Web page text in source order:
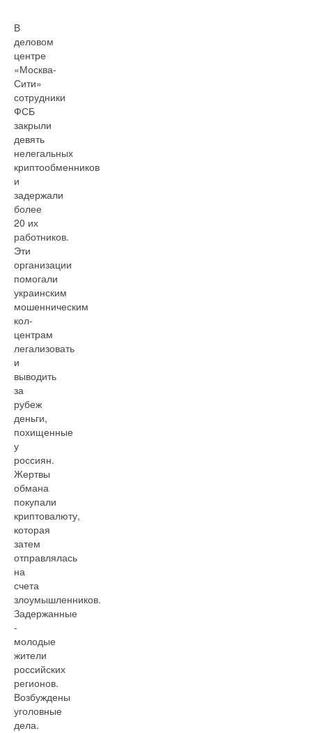
В
деловом
центре
«Москва-
Сити»
сотрудники
ФСБ
закрыли
девять
нелегальных
криптообменников
и
задержали
более
20 их
работников.
Эти
организации
помогали
украинским
мошенническим
кол-
центрам
легализовать
и
выводить
за
рубеж
деньги,
похищенные
у
россиян.
Жертвы
обмана
покупали
криптовалюту,
которая
затем
отправлялась
на
счета
злоумышленников.
Задержанные
-
молодые
жители
российских
регионов.
Возбуждены
уголовные
дела.